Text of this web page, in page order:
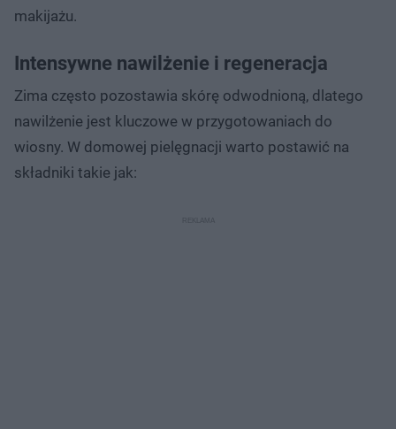
makijażu.
Intensywne nawilżenie i regeneracja
Zima często pozostawia skórę odwodnioną, dlatego
nawilżenie jest kluczowe w przygotowaniach do
wiosny. W domowej pielęgnacji warto postawić na
składniki takie jak: